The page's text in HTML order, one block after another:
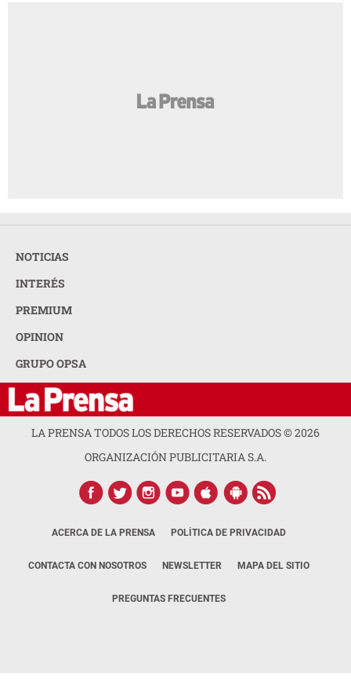
NOTICIAS
INTERÉS
PREMIUM
OPINION
GRUPO OPSA
LA PRENSA TODOS LOS DERECHOS RESERVADOS ©2026
ORGANIZACIÓN PUBLICITARIA S.A.
ACERCA DE LA PRENSA POLÍTICA DE PRIVACIDAD
CONTACTA CON NOSOTROS NEWSLETTER MAPA DEL SITIO
PREGUNTAS FRECUENTES